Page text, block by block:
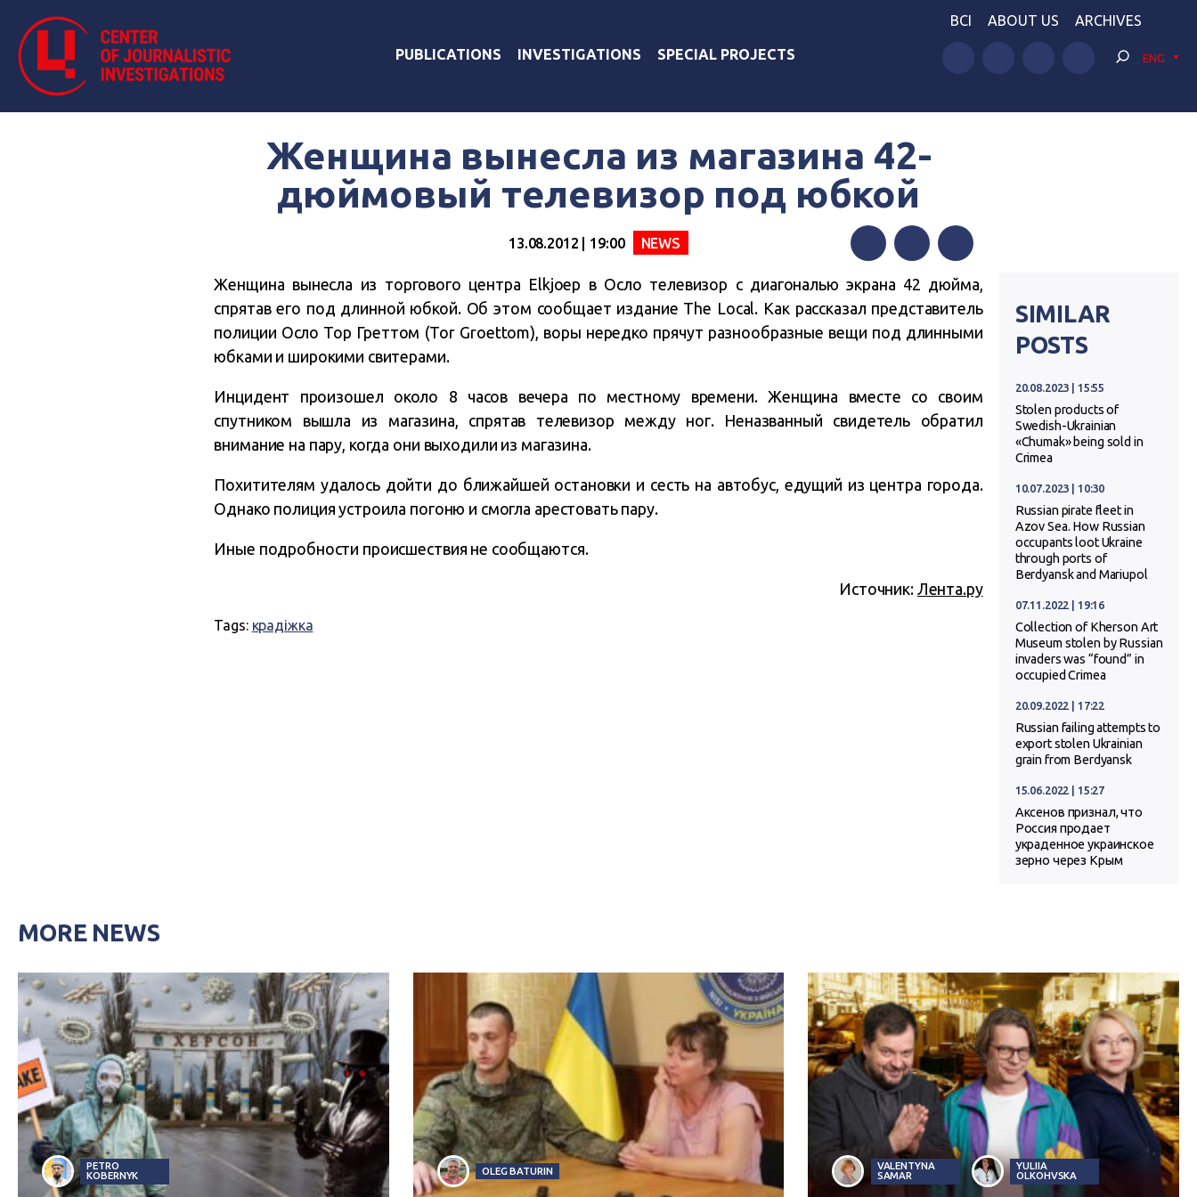
PUBLICATIONS INVESTIGATIONS SPECIAL PROJECTS
BCI ABOUT US ARCHIVES
ENG
Женщина вынесла из магазина 42-
дюймовый телевизор под юбкой
13.08.2012 | 19:00 NEWS
FacebookTwitterTelegram
Женщина вынесла из торгового центра Elkjoep в Осло телевизор с диагональю экрана 42 дюйма,
спрятав его под длинной юбкой. Об этом сообщает издание The Local. Как рассказал представитель
полиции Осло Тор Греттом (Tor Groettom), воры нередко прячут разнообразные вещи под длинными
юбками и широкими свитерами.
Инцидент произошел около 8 часов вечера по местному времени. Женщина вместе со своим
спутником вышла из магазина, спрятав телевизор между ног. Неназванный свидетель обратил
внимание на пару, когда они выходили из магазина.
Похитителям удалось дойти до ближайшей остановки и сесть на автобус, едущий из центра города.
Однако полиция устроила погоню и смогла арестовать пару.
Иные подробности происшествия не сообщаются.
Источник: Лента.ру
Tags: крадіжка
SIMILAR
POSTS
20.08.2023 | 15:55
Stolen products of
Swedish-Ukrainian
«Chumak» being sold in
Crimea
10.07.2023 | 10:30
Russian pirate fleet in
Azov Sea. How Russian
occupants loot Ukraine
through ports of
Berdyansk and Mariupol
07.11.2022 | 19:16
Collection of Kherson Art
Museum stolen by Russian
invaders was “found” in
occupied Crimea
20.09.2022 | 17:22
Russian failing attempts to
export stolen Ukrainian
grain from Berdyansk
15.06.2022 | 15:27
Аксенов признал, что
Россия продает
украденное украинское
зерно через Крым
MORE NEWS
PETRO
KOBERNYK
OLEG BATURIN
VALENTYNA
SAMAR
YULIIA
OLKOHVSKA